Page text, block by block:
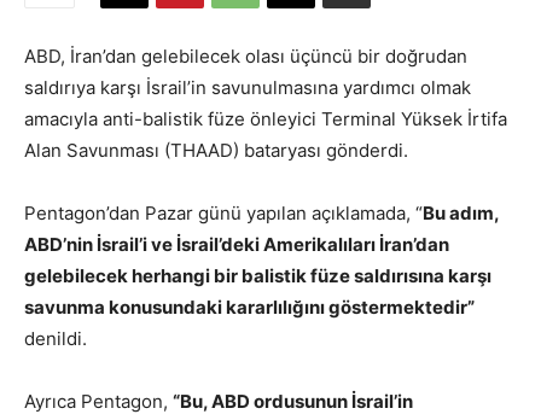
ABD, İran’dan gelebilecek olası üçüncü bir doğrudan
saldırıya karşı İsrail’in savunulmasına yardımcı olmak
amacıyla anti-balistik füze önleyici Terminal Yüksek İrtifa
Alan Savunması (THAAD) bataryası gönderdi.
Pentagon’dan Pazar günü yapılan açıklamada, “Bu adım,
ABD’nin İsrail’i ve İsrail’deki Amerikalıları İran’dan
gelebilecek herhangi bir balistik füze saldırısına karşı
savunma konusundaki kararlılığını göstermektedir”
denildi.
Ayrıca Pentagon, “Bu, ABD ordusunun İsrail’in